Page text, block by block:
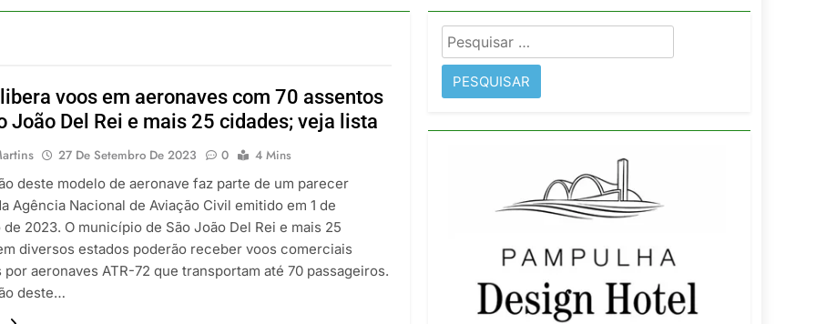
Catarinense: Região do Salto Caveiras atrai novos investimentos e fortalece infraestrutura
Atomium: História, Ciência e a Melhor Vista de Bruxelas
2026
voos em aeronaves com 70 assentos
João Del Rei e mais 25 cidades; veja lista
27 De Setembro De 2023 0
4 Mins
deste modelo de aeronave faz parte de um parecer
Agência Nacional de Aviação Civil emitido em 1 de
2023. O município de São João Del Rei e mais 25
diversos estados poderão receber voos comerciais
por aeronaves ATR-72 que transportam até 70 passageiros.
deste…
Pesquisar
por: